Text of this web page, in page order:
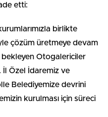
etti:
birlikte
çözüm üretmeye devam
bekleyen Otogalericiler
İl Özel İdaremiz ve
Belediyemize devrini
kurulması için süreci